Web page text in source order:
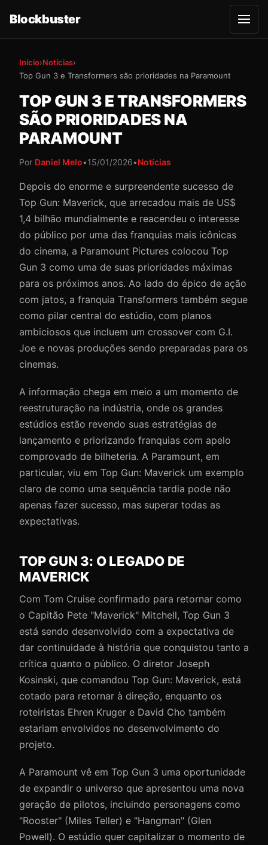
Blockbuster
A
b
r
u
Início›Notícias›
Top Gun 3 e Transformers são prioridades na Paramount
TOP GUN 3 E TRANSFORMERS
SÃO PRIORIDADES NA
PARAMOUNT
Por Daniel Melo•15/01/2026•Notícias
Depois do enorme e surpreendente sucesso de
Top Gun: Maverick, que arrecadou mais de US$
1,4 bilhão mundialmente e reacendeu o interesse
do público por uma das franquias mais icônicas
do cinema, a Paramount Pictures colocou Top
Gun 3 como uma de suas prioridades máximas
para os próximos anos. Ao lado do épico de ação
com jatos, a franquia Transformers também segue
como pilar central do estúdio, com planos
ambiciosos que incluem um crossover com G.I.
Joe e novas produções sendo preparadas para os
cinemas.
A informação chega em meio a um momento de
reestruturação na indústria, onde os grandes
estúdios estão revendo suas estratégias de
lançamento e priorizando franquias com apelo
comprovado de bilheteria. A Paramount, em
particular, viu em Top Gun: Maverick um exemplo
claro de como uma sequência tardia pode não
apenas fazer sucesso, mas superar todas as
expectativas.
TOP GUN 3: O LEGADO DE
MAVERICK
Com Tom Cruise confirmado para retornar como
o Capitão Pete "Maverick" Mitchell, Top Gun 3
está sendo desenvolvido com a expectativa de
dar continuidade à história que conquistou tanto a
crítica quanto o público. O diretor Joseph
Kosinski, que comandou Top Gun: Maverick, está
cotado para retornar à direção, enquanto os
roteiristas Ehren Kruger e David Cho também
estariam envolvidos no desenvolvimento do
projeto.
A Paramount vê em Top Gun 3 uma oportunidade
de expandir o universo que apresentou uma nova
geração de pilotos, incluindo personagens como
"Rooster" (Miles Teller) e "Hangman" (Glen
Powell). O estúdio quer capitalizar o momento de